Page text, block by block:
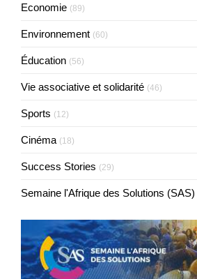
Economie (89)
Environnement (60)
Éducation (56)
Vie associative et solidarité (46)
Sports (12)
Cinéma (18)
Success Stories (29)
Semaine l'Afrique des Solutions (SAS)